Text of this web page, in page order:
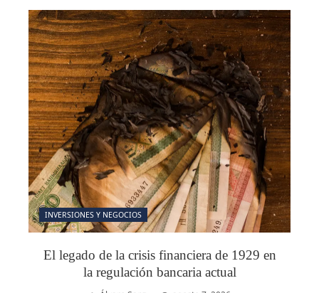
INVERSIONES Y NEGOCIOS
El legado de la crisis financiera de 1929 en
la regulación bancaria actual